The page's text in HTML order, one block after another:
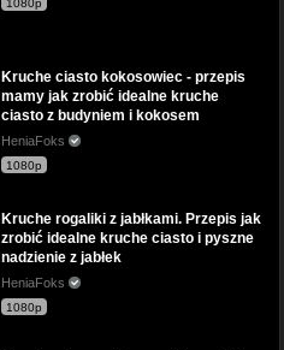
1080p
Kruche ciasto kokosowiec - przepis
mamy jak zrobić idealne kruche
ciasto z budyniem i kokosem
HeniaFoks
1080p
Kruche rogaliki z jabłkami. Przepis jak
zrobić idealne kruche ciasto i pyszne
nadzienie z jabłek
HeniaFoks
1080p